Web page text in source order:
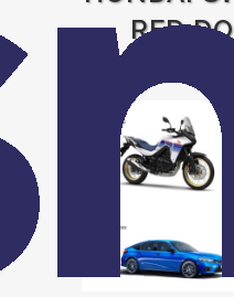
RED